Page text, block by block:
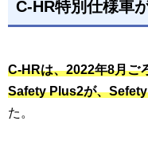
C-HR特別仕様車
C-HRは、2022年8月ご
Safety Plus2が、
た。